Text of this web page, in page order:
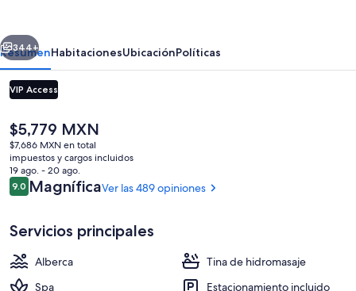
Spa
Los
Cabos
Siguiente
344+
ResumenHabitacionesUbicaciónPolíticas
VIP Access
El
precio
actual
es
de
$5,779 MXN
$5,779 MXN
$7,686 MXN en total
impuestos y cargos incluidos
19 ago. - 20 ago.
Opiniones
9.09.0 de 10,
MagníficaVer las 489 opiniones
Servicios principales
Alberca
Tina de hidromasaje
Spa
Estacionamiento incluido